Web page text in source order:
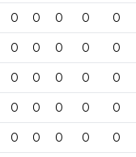
0 0 0 0 0
0 0 0 0 0
0 0 0 0 0
0 0 0 0 0
0 0 0 0 0